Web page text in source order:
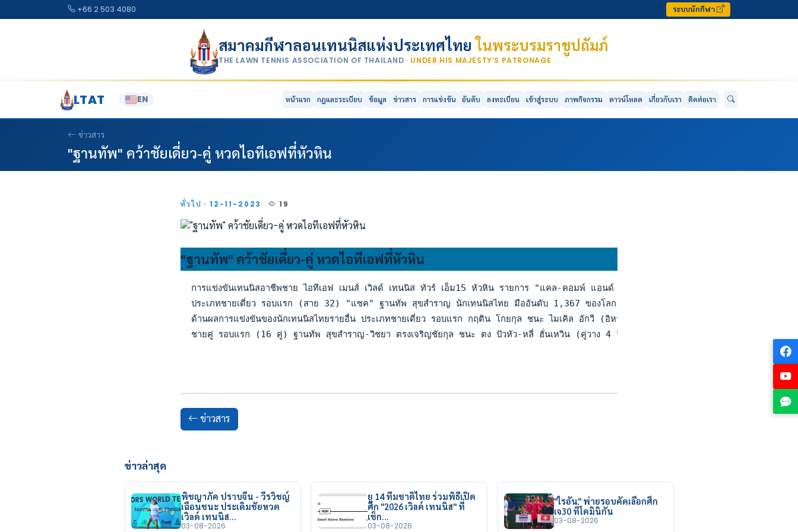
+66 2 503 4080 ระบบนักกีฬา
สมาคมกีฬาลอนเทนนิสแห่งประเทศไทยในพระบรมราชูปถัมภ์
THE LAWN TENNIS ASSOCIATION OF THAILAND · UNDER HIS MAJESTY’S PATRONAGE
LTAT EN หน้าแรก กฎและระเบียบ ข้อมูล ข่าวสาร การแข่งขัน อันดับ ลงทะเบียน เข้าสู่ระบบ ภาพกิจกรรม ดาวน์โหลด เกี่ยวกับเรา ติดต่อเรา
ข่าวสาร
"ฐานทัพ" คว้าชัยเดี่ยว-คู่ หวดไอทีเอฟที่หัวหิน
ทั่วไป · 12-11-2023 19
"ฐานทัพ" คว้าชัยเดี่ยว-คู่ หวดไอทีเอฟที่หัวหิน
การแข่งขันเทนนิสอาชีพชาย ไอทีเอฟ เมนส์ เวิลด์ เทนนิส ทัวร์ เอ็ม15 หัวหิน รายการ "แคล-คอมพ์ แอนด์ ซีซีเอยู อินดัสตรี 4.0 โอเพ่น ไอทีเอฟ เ
ประเภทชายเดี่ยว รอบแรก (สาย 32) "แซค" ฐานทัพ สุขสำราญ นักเทนนิสไทย มืออันดับ 1,367 ของโลก ที่ได้ไวลด์การ์ดหรือสิทธิพิเศษลงสนาม ประ
ด้านผลการแข่งขันของนักเทนนิสไทยรายอื่น ประเภทชายเดี่ยว รอบแรก กฤติน โกยกุล ชนะ ไมเคิล อักวี (อิหร่าน) 6-4, 6-3 กษิดิศ สำเร็จ (วาง 6)
ชายคู่ รอบแรก (16 คู่) ฐานทัพ สุขสำราญ-วิชยา ตรงเจริญชัยกุล ชนะ ตง ปัวหัว-หลี่ ฮั่นเหวิน (คู่วาง 4 จีน) 7-6(10-8), 6-1 ณัฏฐญุตม์ นิธิธน
ข่าวสาร
ข่าวล่าสุด
พิชญาภัค ปราบจีน - วีรวิชญ์
เฉือนชนะ ประเดิมชัยหวด
เวิลด์ เทนนิส…
03-08-2026
ยู 14 ทีมชาติไทย ร่วมพิธีเปิด
ศึก "2026 เวิลด์ เทนนิส" ที่
เช็ก…
03-08-2026
"ไรอัน" พ่ายรอบคัดเลือกศึก
เจ30 ที่โดมินิกัน
03-08-2026